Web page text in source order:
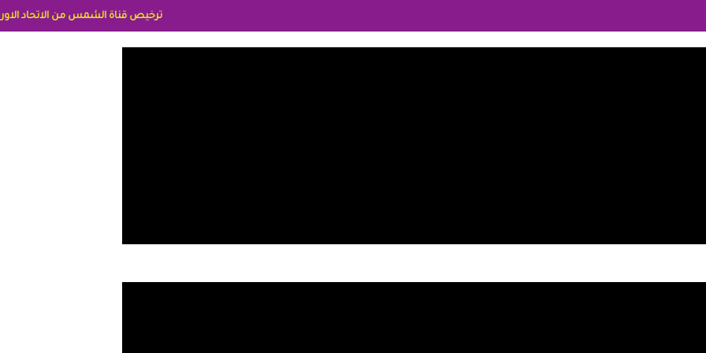
ترخيص قناة الشمس من الاتحاد الاوربي برقم 8025169734/61 IDeellLA مدراء المكاتب رنا وهبه الاعلاميه امل بكير جمهورية مصر ليبيا ريم عبدلي امريكا د سهام البياتي العراق الاعلاميه هند احمد الامارات الاعلاميه عايده القمش لسعوديه وسيله الحلبي